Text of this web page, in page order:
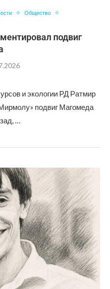
Общество
подвиг
и экологии РД Ратмир
подвиг Магомеда
…